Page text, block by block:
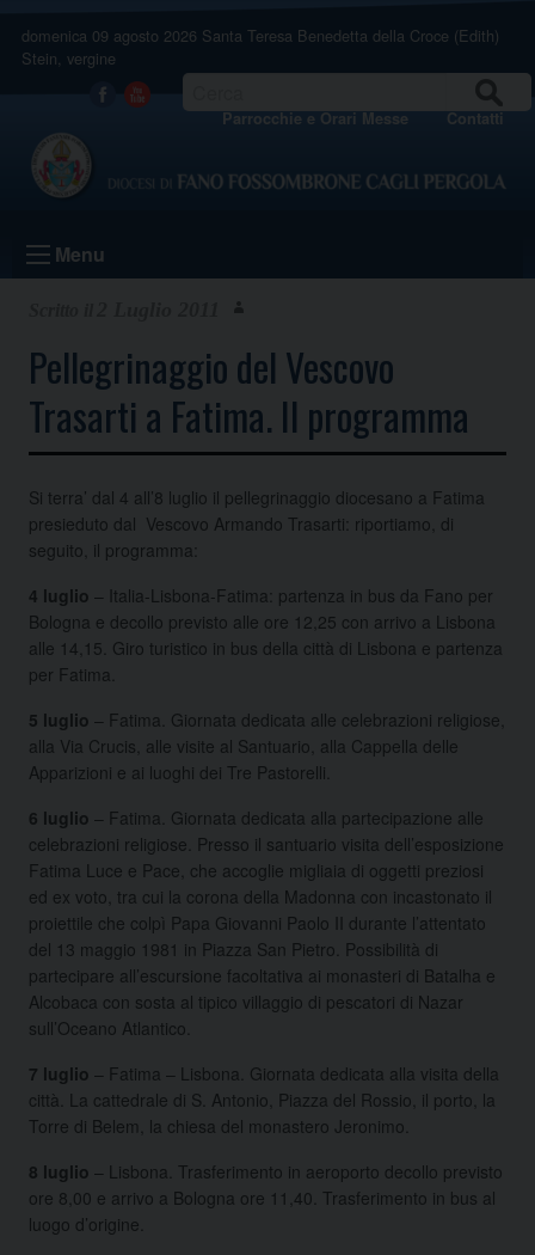
content
domenica 09 agosto 2026 Santa Teresa Benedetta della Croce (Edith)
Stein, vergine
Facebook
Youtube Parrocchie e Orari Messe Contatti
Menu
Pellegrinaggio del Vescovo
Trasarti a Fatima. Il programma
Si terra’ dal 4 all’8 luglio il pellegrinaggio diocesano a Fatima
presieduto dal Vescovo Armando Trasarti: riportiamo, di
seguito, il programma:
4 luglio – Italia-Lisbona-Fatima: partenza in bus da Fano per
Bologna e decollo previsto alle ore 12,25 con arrivo a Lisbona
alle 14,15. Giro turistico in bus della città di Lisbona e partenza
per Fatima.
5 luglio – Fatima. Giornata dedicata alle celebrazioni religiose,
alla Via Crucis, alle visite al Santuario, alla Cappella delle
Apparizioni e ai luoghi dei Tre Pastorelli.
6 luglio – Fatima. Giornata dedicata alla partecipazione alle
celebrazioni religiose. Presso il santuario visita dell’esposizione
Fatima Luce e Pace, che accoglie migliaia di oggetti preziosi
ed ex voto, tra cui la corona della Madonna con incastonato il
proiettile che colpì Papa Giovanni Paolo II durante l’attentato
del 13 maggio 1981 in Piazza San Pietro. Possibilità di
partecipare all’escursione facoltativa ai monasteri di Batalha e
Alcobaca con sosta al tipico villaggio di pescatori di Nazar
sull’Oceano Atlantico.
7 luglio – Fatima – Lisbona. Giornata dedicata alla visita della
città. La cattedrale di S. Antonio, Piazza del Rossio, il porto, la
Torre di Belem, la chiesa del monastero Jeronimo.
8 luglio – Lisbona. Trasferimento in aeroporto decollo previsto
ore 8,00 e arrivo a Bologna ore 11,40. Trasferimento in bus al
luogo d’origine.